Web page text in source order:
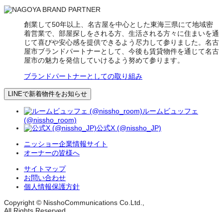
創業して50年以上、名古屋を中心とした東海三県にて地域密
着営業で、部屋探しをされる方、生活される方々に住まいを通
じて喜びや安心感を提供できるよう尽力して参りました。名古
屋市ブランドパートナーとして、今後も賃貸物件を通じて名古
屋市の魅力を発信していけるよう努めて参ります。
ブランドパートナーとしての取り組み
LINEで新着物件をお知らせ
ルームビュッフェ
(@nissho_room)
公式X (@nissho_JP)
ニッショー企業情報サイト
オーナーの皆様へ
サイトマップ
お問い合わせ
個人情報保護方針
Copyright © NisshoCommunications Co.Ltd.,